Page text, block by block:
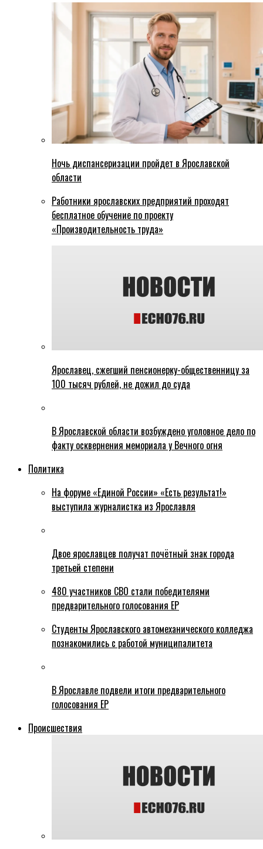
Ночь диспансеризации пройдет в Ярославской
области
Работники ярославских предприятий проходят
бесплатное обучение по проекту
«Производительность труда»
Ярославец, сжегший пенсионерку-общественницу за
100 тысяч рублей, не дожил до суда
В Ярославской области возбуждено уголовное дело по
факту осквернения мемориала у Вечного огня
Политика
На форуме «Единой России» «Есть результат!»
выступила журналистка из Ярославля
Двое ярославцев получат почётный знак города
третьей степени
480 участников СВО стали победителями
предварительного голосования ЕР
Студенты Ярославского автомеханического колледжа
познакомились с работой муниципалитета
В Ярославле подвели итоги предварительного
голосования ЕР
Происшествия